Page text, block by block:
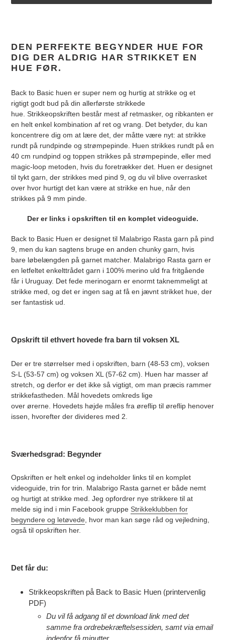
din
indkøbskurv
DEN PERFEKTE BEGYNDER HUE FOR
DIG DER ALDRIG HAR STRIKKET EN
HUE FØR.
Back to Basic huen er super nem og hurtig at strikke og et
rigtigt godt bud på din allerførste strikkede
hue. Strikkeopskriften består mest af retmasker, og ribkanten er
en helt enkel kombination af ret og vrang. Det betyder, du kan
koncentrere dig om at lære det, der måtte være nyt: at strikke
rundt på rundpinde og strømpepinde. Huen strikkes rundt på en
40 cm rundpind og toppen strikkes på strømpepinde, eller med
magic-loop metoden, hvis du foretrækker det. Huen er designet
til tykt garn, der strikkes med pind 9, og du vil blive overrasket
over hvor hurtigt det kan være at strikke en hue, når den
strikkes på 9 mm pinde.
Der er links i opskriften til en komplet videoguide.
Back to Basic Huen er designet til Malabrigo Rasta garn på pind
9, men du kan sagtens bruge en anden chunky garn, hvis
bare løbelængden på garnet matcher. Malabrigo Rasta garn er
en letfeltet enkelttrådet garn i 100% merino uld fra fritgående
får i Uruguay. Det fede merinogarn er enormt taknemmeligt at
strikke med, og det er ingen sag at få en jævnt strikket hue, der
ser fantastisk ud.
Opskrift til ethvert hovede fra barn til voksen XL
Der er tre størrelser med i opskriften, barn (48-53 cm), voksen
S-L (53-57 cm) og voksen XL (57-62 cm). Huen har masser af
stretch, og derfor er det ikke så vigtigt, om man præcis rammer
strikkefastheden. Mål hovedets omkreds lige
over ørerne. Hovedets højde måles fra øreflip til øreflip henover
issen, hvorefter der divideres med 2.
Sværhedsgrad: Begynder
Opskriften er helt enkel og indeholder links til en komplet
videoguide, trin for trin. Malabrigo Rasta garnet er både nemt
og hurtigt at strikke med. Jeg opfordrer nye strikkere til at
melde sig ind i min Facebook gruppe Strikkeklubben for
begyndere og letøvede, hvor man kan søge råd og vejledning,
også til opskriften her.
Det får du:
Strikkeopskriften på Back to Basic Huen (printervenlig
PDF)
Du vil få adgang til et download link med det
samme fra ordrebekræftelsessiden, samt via email
indenfor få minutter.